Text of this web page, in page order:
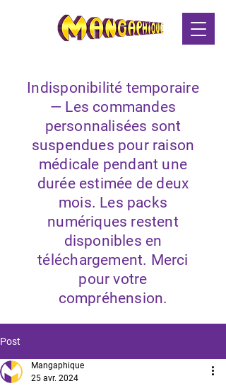
Indisponibilité temporaire
— Les commandes
personnalisées sont
suspendues pour raison
médicale pendant une
durée estimée de deux
mois. Les packs
numériques restent
disponibles en
téléchargement. Merci
pour votre
compréhension.
Post
Mangaphique
25 avr. 2024